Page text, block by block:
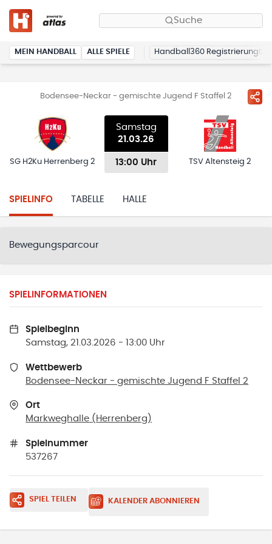
Suche
MEIN HANDBALL ALLE SPIELE Handball360 Registrierung
Bodensee-Neckar - gemischte Jugend F Staffel 2
SG H2Ku Herrenberg 2
Samstag
21.03.26
13:00 Uhr TSV Altensteig 2
SPIELINFO TABELLE HALLE
Bewegungsparcour
SPIELINFORMATIONEN
Spielbeginn
Samstag, 21.03.2026 - 13:00 Uhr
Wettbewerb
Bodensee-Neckar - gemischte Jugend F Staffel 2
Ort
Markweghalle ( Herrenberg )
Spielnummer
537267
SPIEL TEILEN KALENDER ABONNIEREN